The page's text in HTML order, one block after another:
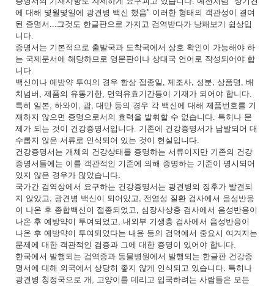
에 대해 몇월몇일에 광견병 백신 했음" 이러한 형태의 객관성이 결여
된 증명서...그것도 한글판으로 가지고 검역받다가 낭패보기 쉽상입
니다.
증명서는 기본적으로 출발국과 도착국에서 상호 확인이 가능해야 하
는 국제문서에 해당하므로 영문판이나 상대국 언어로 작성되어야 합
니다.
백신이나 예방약 투여의 경우 항상 접종일, 제조사, 성분, 상품명, 배
치넘버, 제품의 유통기한, 면역유효기간등이 기재가 되어야 합니다.
특히 일본, 하와이, 괌, 대만 등의 경우 각 백신에 대해 제품번호를 기
재하지 않으면 증명으로서의 효력을 발휘할 수 없습니다. 특히나 문
제가 되는 것이 건강증명서입니다. 기존에 건강증명서가 남발되어 대
수롭지 않은 서류로 인식되어 있는 것이 현실입니다.
건강증명서는 개체의 건강상태를 증명하는 서류이지만 기존의 건강
증명서들에는 이를 객관적인 기준에 의해 증명하는 기준이 명시되어
있지 않은 경우가 많았습니다.
국가간 검역상에서 요구하는 건강증명서는 광견병의 징후가 발견되
지 않았고, 광견병 백신이 되어있고, 전염성 질환 검사에서 음성반응
이 나온 후 종합백신이 접종되었고, 심장사상충 검사에서 음성반응이
나온 후 예방약이 투여되었고, 내외부 기생충 검사에서 음성반응이
나온 후 예방약이 투여되었다는 내용 등의 검역에서 중요시 여겨지는
문제에 대한 객관적인 검증과 그에 대한 증명이 있어야 합니다.
한국에서 발행되는 검역증과 동물병원에서 발행되는 한글판 건강증
명서에 대해 외국에서 상당히 좋지 않게 인식되고 있습니다. 특히나
광견병 청정국으로 개, 고양이를 데리고 입국하려는 사람들은 모든